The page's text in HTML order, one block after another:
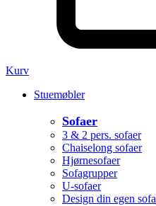
Kurv
Stuemøbler
Sofaer
3 & 2 pers. sofaer
Chaiselong sofaer
Hjørnesofaer
Sofagrupper
U-sofaer
Design din egen sofa